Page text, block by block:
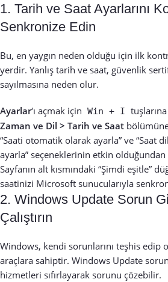
1. Tarih ve Saat Ayarlarını
Senkronize Edin
Bu, en yaygın neden olduğu için ilk
yerdir. Yanlış tarih ve saat, güvenlik
sayılmasına neden olur.
Ayarlar‘ı açmak için Win + I
Zaman ve Dil > Tarih ve Saat
“Saati otomatik olarak ayarla” ve “Saat
ayarla” seçeneklerinin etkin
Sayfanın alt kısmındaki “Şimdi eşitle”
saatinizi Microsoft sunucularıyla
2. Windows Update Sorun
Çalıştırın
Windows, kendi sorunlarını teşhis edip
araçlara sahiptir. Windows Update
hizmetleri sıfırlayarak sorunu çözebilir.